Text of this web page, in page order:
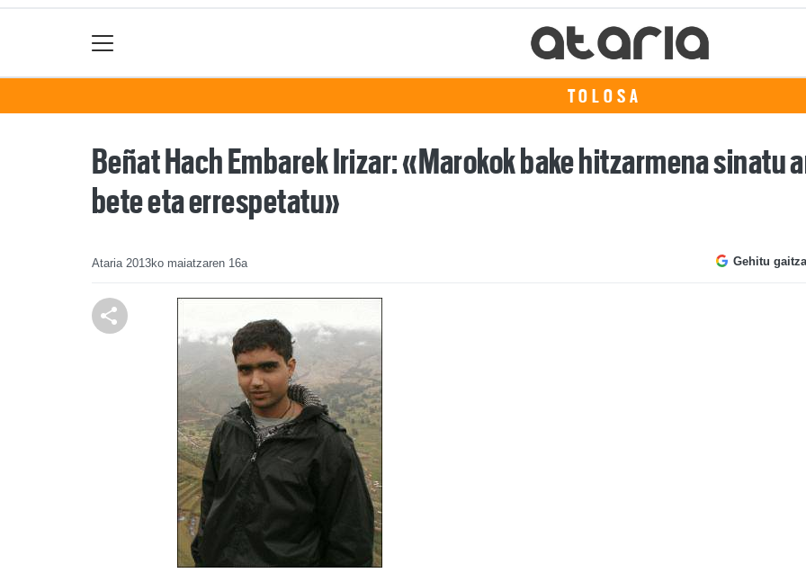
TOLOSA
Beñat Hach Embarek Irizar: «Marokok bake hitzarmena sinatu
bete eta errespetatu»
Ataria 2013ko maiatzaren 16a Gehitu